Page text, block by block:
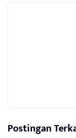
Postingan